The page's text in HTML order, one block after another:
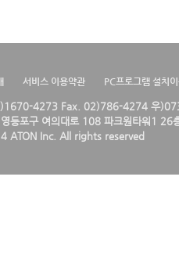
서비스 이용약관 PC프로그램 설치
4273 Fax. 02)786-4274 우
등포구 여의대로 108 파크원타워1 26
ATON Inc. All rights reserved